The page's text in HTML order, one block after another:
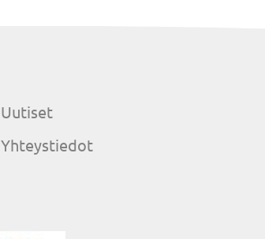
Uutiset
Yhteystiedot